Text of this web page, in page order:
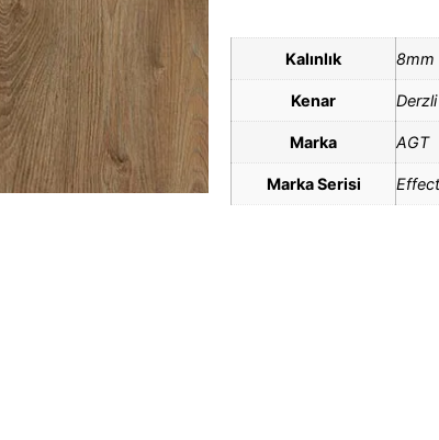
Kalınlık 8mm
Kenar Derzli
Marka AGT
Marka Serisi